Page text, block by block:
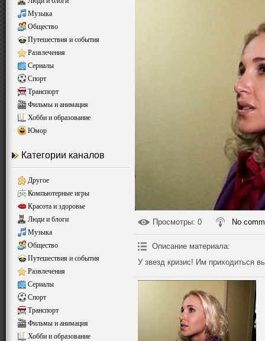
Музыка
Общество
Путешествия и события
Развлечения
Сериалы
Спорт
Транспорт
Фильмы и анимация
Хобби и образование
Юмор
Категории каналов
Другое
Компьютерные игры
Красота и здоровье
Люди и блоги
Музыка
Общество
Путешествия и события
Развлечения
Сериалы
Спорт
Транспорт
Фильмы и анимация
Хобби и образование
Просмотры: 0 No
Описание материала:
У звезд кризис! Им приходиться